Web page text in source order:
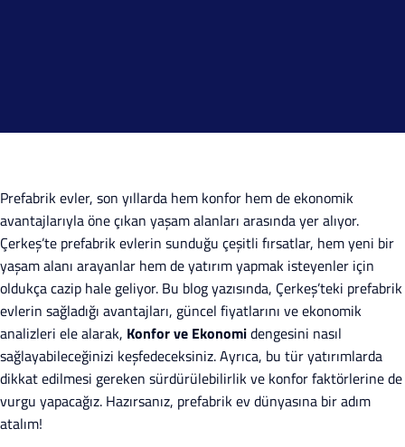
Prefabrik evler, son yıllarda hem konfor hem de ekonomik
avantajlarıyla öne çıkan yaşam alanları arasında yer alıyor.
Çerkeş’te prefabrik evlerin sunduğu çeşitli fırsatlar, hem yeni bir
yaşam alanı arayanlar hem de yatırım yapmak isteyenler için
oldukça cazip hale geliyor. Bu blog yazısında, Çerkeş’teki prefabrik
evlerin sağladığı avantajları, güncel fiyatlarını ve ekonomik
analizleri ele alarak, Konfor ve Ekonomidengesini nasıl
sağlayabileceğinizi keşfedeceksiniz. Ayrıca, bu tür yatırımlarda
dikkat edilmesi gereken sürdürülebilirlik ve konfor faktörlerine de
vurgu yapacağız. Hazırsanız, prefabrik ev dünyasına bir adım
atalım!